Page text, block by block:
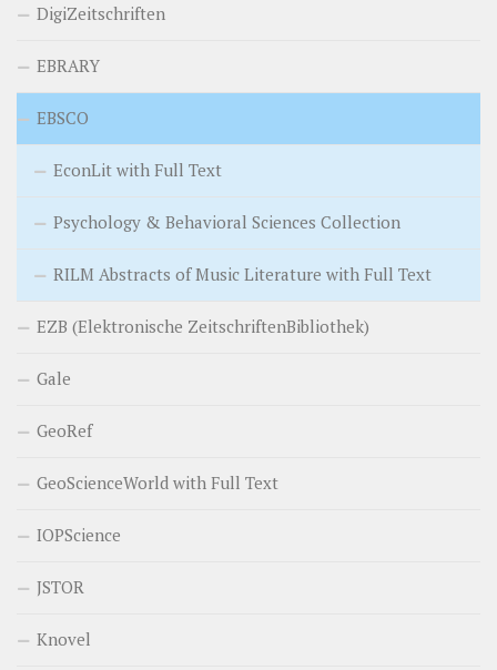
DigiZeitschriften
EBRARY
EBSCO
EconLit with Full Text
Psychology & Behavioral Sciences Collection
RILM Abstracts of Music Literature with Full Text
EZB (Elektronische ZeitschriftenBibliothek)
Gale
GeoRef
GeoScienceWorld with Full Text
IOPScience
JSTOR
Knovel